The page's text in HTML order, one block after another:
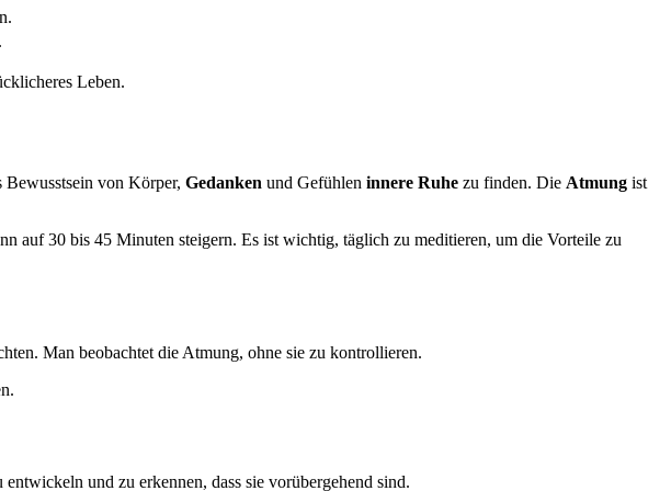
Leben.
Bewusstsein von Körper, Gedanken und Gefühlen innere Ruhe zu finden. Die Atmung ist
auf 30 bis 45 Minuten steigern. Es ist wichtig, täglich zu meditieren, um die Vorteile zu
Man beobachtet die Atmung, ohne sie zu kontrollieren.
und zu erkennen, dass sie vorübergehend sind.